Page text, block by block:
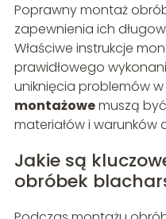
Poprawny montaż
zapewnienia ich
Właściwe instrukcje
prawidłowego
uniknięcia problemów w
montażowemuszą
materiałów i warunków
Jakie są
obróbek